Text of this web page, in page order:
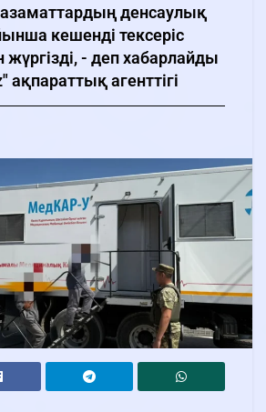
денсаулық
кешенді тексеріс
- деп хабарлайды
ақпараттық агенттігі